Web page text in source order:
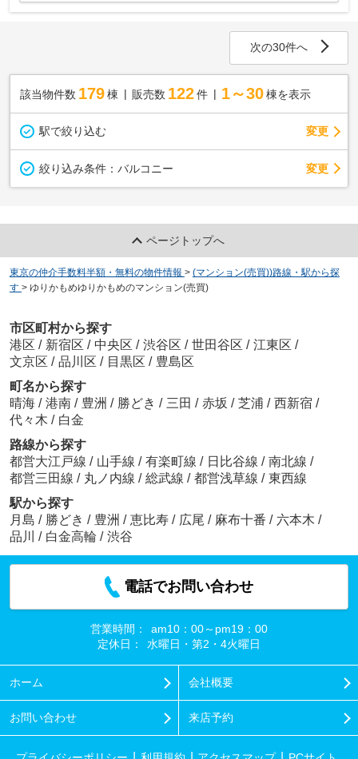
次の30件へ
該当物件数 179棟 販売数 122 件 1～30 棟を表示
駅で絞り込む 変更
絞り込み条件： バルコニー 変更
ページトップへ
東京の仲介手数料半額・無料の物件情報 > (マンション(売買))路線・駅から探
す > ゆりかもめゆりかもめのマンション(売買)
市区町村から探す
港区 / 新宿区 / 中央区 / 渋谷区 / 世田谷区 / 江東区 /
文京区 / 品川区 / 目黒区 / 豊島区
町名から探す
晴海 / 港南 / 豊洲 / 勝どき / 三田 / 赤坂 / 芝浦 / 西新宿 /
代々木 / 白金
路線から探す
都営大江戸線 / 山手線 / 有楽町線 / 日比谷線 / 南北線 /
都営三田線 / 丸ノ内線 / 総武線 / 都営浅草線 / 東西線
駅から探す
月島 / 勝どき / 豊洲 / 恵比寿 / 広尾 / 麻布十番 / 六本木 /
品川
/ 白金高輪 / 渋谷
電話でお問い合わせ
営業時間：
am10：00～pm19：00
定休日：
水曜日・第2・4火曜日
ホーム 会社概要
お問い合わせ 来店予約